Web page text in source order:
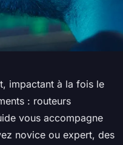
impactant à la fois le
: routeurs
vous accompagne
novice ou expert, des